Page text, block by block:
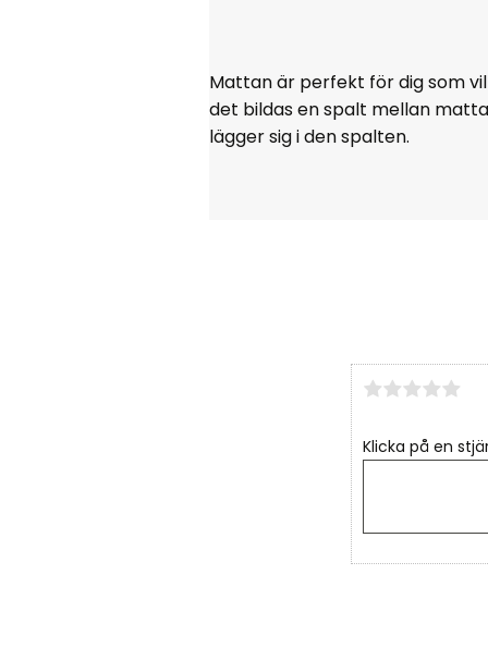
Mattan är perfekt för dig som
det bildas en spalt mellan
lägger sig i den spalten.
Klicka på en